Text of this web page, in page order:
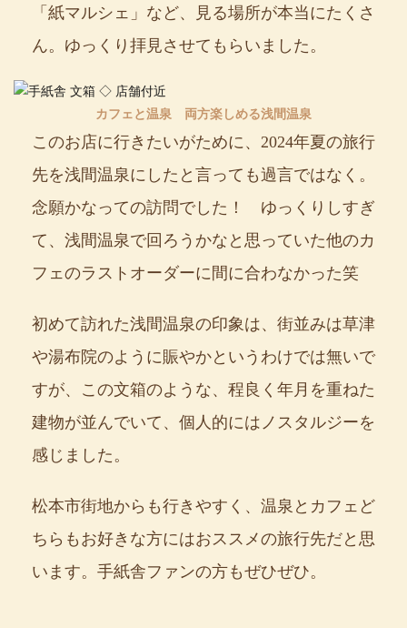
「紙マルシェ」など、見る場所が本当にたくさ
ん。ゆっくり拝見させてもらいました。
カフェと温泉 両方楽しめる浅間温泉
このお店に行きたいがために、2024年夏の旅行
先を浅間温泉にしたと言っても過言ではなく。
念願かなっての訪問でした！ ゆっくりしすぎ
て、浅間温泉で回ろうかなと思っていた他のカ
フェのラストオーダーに間に合わなかった笑
初めて訪れた浅間温泉の印象は、街並みは草津
や湯布院のように賑やかというわけでは無いで
すが、この文箱のような、程良く年月を重ねた
建物が並んでいて、個人的にはノスタルジーを
感じました。
松本市街地からも行きやすく、温泉とカフェど
ちらもお好きな方にはおススメの旅行先だと思
います。手紙舎ファンの方もぜひぜひ。